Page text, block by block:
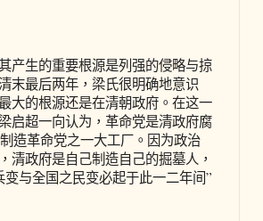
生的重要根源是列强的侵略与掠
末最后两年，梁氏很明确地意识
大的根源还是在清朝政府。在这一
启超一向认为，革命党是清政府腐
造革命党之一大工厂。因为政治
清政府是自己制造自己的掘墓人，
与全国之民变必起于此一二年间”